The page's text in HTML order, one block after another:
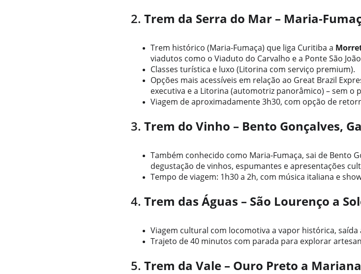
2. Trem da Serra do Mar –
Trem histórico (Maria-Fumaça) que liga Curitiba a
viadutos como o Viaduto do Carvalho e a Ponte São
Classes turística e luxo (Litorina com serviço premium).
Opções mais acessíveis em relação ao Great Brazil
executiva e a Litorina (automotriz panorâmico) – sem o
Viagem de aproximadamente 3h30, com opção de
3. Trem do Vinho – Bento Gonçalves,
Também conhecido como Maria-Fumaça, sai de Bento
degustação de vinhos, espumantes e apresentações
Tempo de viagem: 1h30 a 2h, com música italiana e
4. Trem das Águas – São Lourenço a
Viagem cultural com locomotiva a vapor histórica, saída
Trajeto de 40 minutos com parada para explorar
5. Trem da Vale – Ouro Preto a